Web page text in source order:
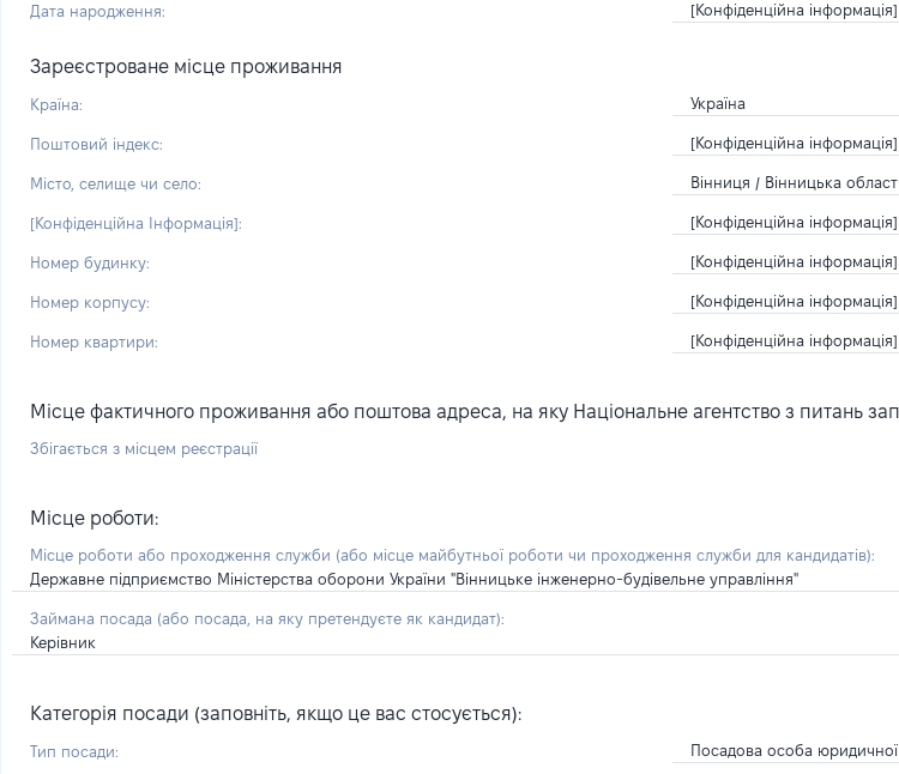
Дата народження: [Конфіденційна інформація]
Зареєстроване місце проживання
Країна: Україна
Поштовий індекс: [Конфіденційна інформація]
Місто, селище чи село: Вінниця / Вінницька
[Конфіденційна Інформація]: [Конфіденційна інформація]
Номер будинку: [Конфіденційна інформація]
Номер корпусу: [Конфіденційна інформація]
Номер квартири: [Конфіденційна інформація]
Місце фактичного проживання або поштова адреса, на яку Національне агентство з питань
Збігається з місцем реєстрації
Місце роботи:
Місце роботи або проходження служби (або місце майбутньої роботи чи проходження служби для кандидатів):
Державне підприємство Міністерства оборони України "Вінницьке інженерно-будівельне управління"
Займана посада (або посада, на яку претендуєте як кандидат):
Керівник
Категорія посади (заповніть, якщо це вас стосується):
Тип посади: Посадова особа